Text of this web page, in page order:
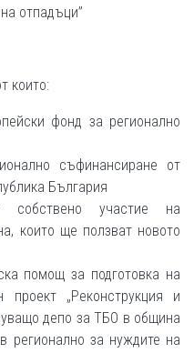
отпадъци”
които:
фонд за регионално
съфинансиране от
България
собствено участие на
които ще ползват новото
помощ за подготовка на
проект „Реконструкция и
депо за ТБО в община
регионално за нуждите на